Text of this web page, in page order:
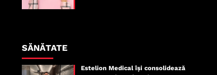
SĂNĂTATE
Estelion Medical își consolidează